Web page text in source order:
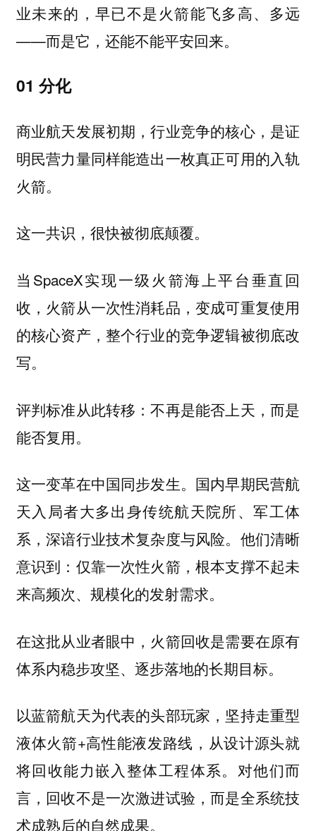
业未来的，早已不是火箭能飞多高、多远
——而是它，还能不能平安回来。
01 分化
商业航天发展初期，行业竞争的核心，是证
明民营力量同样能造出一枚真正可用的入轨
火箭。
这一共识，很快被彻底颠覆。
当SpaceX实现一级火箭海上平台垂直回
收，火箭从一次性消耗品，变成可重复使用
的核心资产，整个行业的竞争逻辑被彻底改
写。
评判标准从此转移：不再是能否上天，而是
能否复用。
这一变革在中国同步发生。国内早期民营航
天入局者大多出身传统航天院所、军工体
系，深谙行业技术复杂度与风险。他们清晰
意识到：仅靠一次性火箭，根本支撑不起未
来高频次、规模化的发射需求。
在这批从业者眼中，火箭回收是需要在原有
体系内稳步攻坚、逐步落地的长期目标。
以蓝箭航天为代表的头部玩家，坚持走重型
液体火箭+高性能液发路线，从设计源头就
将回收能力嵌入整体工程体系。对他们而
言，回收不是一次激进试验，而是全系统技
术成熟后的自然成果。